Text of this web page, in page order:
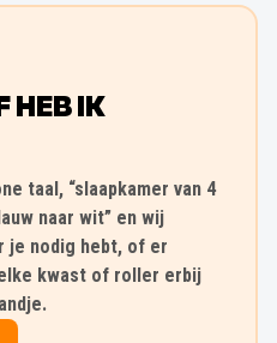
HEB IK
taal, “slaapkamer van 4
naar wit” en wij
je nodig hebt, of er
kwast of roller erbij